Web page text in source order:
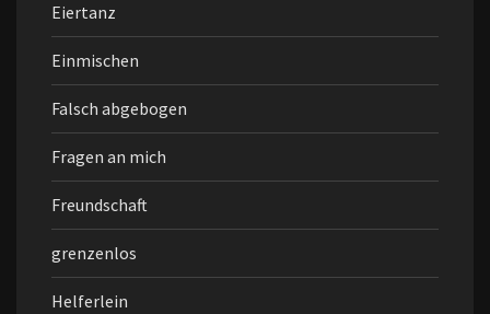
Eiertanz
Einmischen
Falsch abgebogen
Fragen an mich
Freundschaft
grenzenlos
Helferlein